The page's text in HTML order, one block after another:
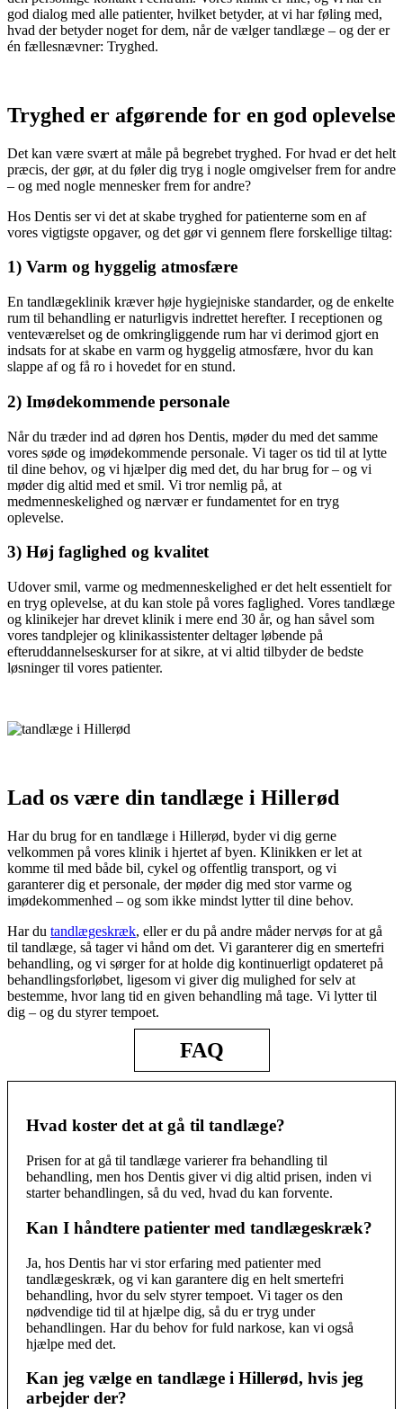
god dialog med alle patienter, hvilket betyder, at vi har føling med,
hvad der betyder noget for dem, når de vælger tandlæge – og der er
én fællesnævner: Tryghed.
Tryghed er afgørende for en god oplevelse
Det kan være svært at måle på begrebet tryghed. For hvad er det helt
præcis, der gør, at du føler dig tryg i nogle omgivelser frem for andre
– og med nogle mennesker frem for andre?
Hos Dentis ser vi det at skabe tryghed for patienterne som en af
vores vigtigste opgaver, og det gør vi gennem flere forskellige tiltag:
1) Varm og hyggelig atmosfære
En tandlægeklinik kræver høje hygiejniske standarder, og de enkelte
rum til behandling er naturligvis indrettet herefter. I receptionen og
venteværelset og de omkringliggende rum har vi derimod gjort en
indsats for at skabe en varm og hyggelig atmosfære, hvor du kan
slappe af og få ro i hovedet for en stund.
2) Imødekommende personale
Når du træder ind ad døren hos Dentis, møder du med det samme
vores søde og imødekommende personale. Vi tager os tid til at lytte
til dine behov, og vi hjælper dig med det, du har brug for – og vi
møder dig altid med et smil. Vi tror nemlig på, at
medmenneskelighed og nærvær er fundamentet for en tryg
oplevelse.
3) Høj faglighed og kvalitet
Udover smil, varme og medmenneskelighed er det helt essentielt for
en tryg oplevelse, at du kan stole på vores faglighed. Vores tandlæge
og klinikejer har drevet klinik i mere end 30 år, og han såvel som
vores tandplejer og klinikassistenter deltager løbende på
efteruddannelseskurser for at sikre, at vi altid tilbyder de bedste
løsninger til vores patienter.
Lad os være din tandlæge i Hillerød
Har du brug for en tandlæge i Hillerød, byder vi dig gerne
velkommen på vores klinik i hjertet af byen. Klinikken er let at
komme til med både bil, cykel og offentlig transport, og vi
garanterer dig et personale, der møder dig med stor varme og
imødekommenhed – og som ikke mindst lytter til dine behov.
Har du tandlægeskræk, eller er du på andre måder nervøs for at gå
til tandlæge, så tager vi hånd om det. Vi garanterer dig en smertefri
behandling, og vi sørger for at holde dig kontinuerligt opdateret på
behandlingsforløbet, ligesom vi giver dig mulighed for selv at
bestemme, hvor lang tid en given behandling må tage. Vi lytter til
dig – og du styrer tempoet.
FAQ
Hvad koster det at gå til tandlæge?
Prisen for at gå til tandlæge varierer fra behandling til
behandling, men hos Dentis giver vi dig altid prisen, inden vi
starter behandlingen, så du ved, hvad du kan forvente.
Kan I håndtere patienter med tandlægeskræk?
Ja, hos Dentis har vi stor erfaring med patienter med
tandlægeskræk, og vi kan garantere dig en helt smertefri
behandling, hvor du selv styrer tempoet. Vi tager os den
nødvendige tid til at hjælpe dig, så du er tryg under
behandlingen. Har du behov for fuld narkose, kan vi også
hjælpe med det.
Kan jeg vælge en tandlæge i Hillerød, hvis jeg
arbejder der?